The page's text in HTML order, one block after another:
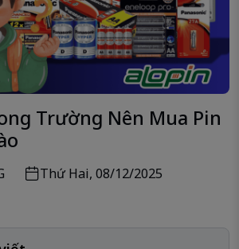
Trường Nên Mua Pin
Thứ Hai, 08/12/2025